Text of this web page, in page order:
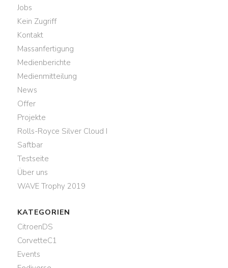
Jobs
Kein Zugriff
Kontakt
Massanfertigung
Medienberichte
Medienmitteilung
News
Offer
Projekte
Rolls-Royce Silver Cloud I
Saftbar
Testseite
Über uns
WAVE Trophy 2019
KATEGORIEN
CitroenDS
CorvetteC1
Events